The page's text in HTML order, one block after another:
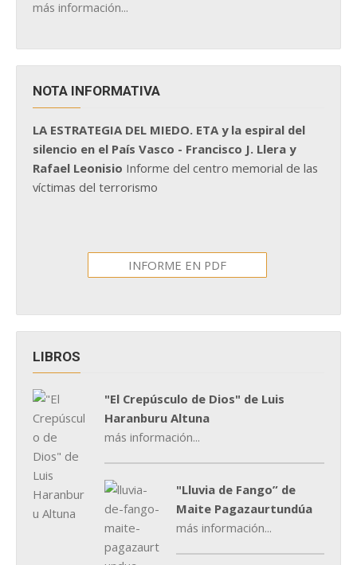
más información...
NOTA INFORMATIVA
LA ESTRATEGIA DEL MIEDO. ETA y la espiral del
silencio en el País Vasco - Francisco J. Llera y
Rafael Leonisio Informe del centro memorial de las
víctimas del terrorismo
INFORME EN PDF
LIBROS
"El Crepúsculo de Dios" de Luis
Haranburu Altuna
más información...
"Lluvia de Fango” de
Maite Pagazaurtundúa
más información...